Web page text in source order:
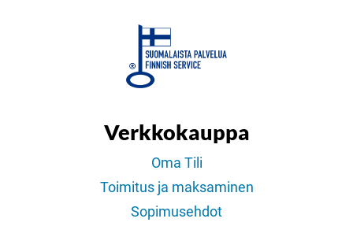
Verkkokauppa
Oma Tili
Toimitus ja maksaminen
Sopimusehdot